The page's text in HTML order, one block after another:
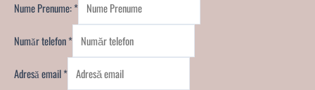
Nume Prenume:*
Număr telefon*
Adresă email*